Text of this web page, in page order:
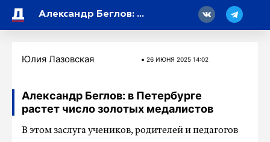
Александр Беглов: в Петербурге растет число золотых медалистов
Юлия Лазовская 26 ИЮНЯ 2025 14:02
Александр Беглов: в Петербурге
растет число золотых медалистов
В этом заслуга учеников, родителей и педагогов